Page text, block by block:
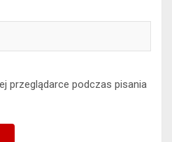
przeglądarce podczas pisania